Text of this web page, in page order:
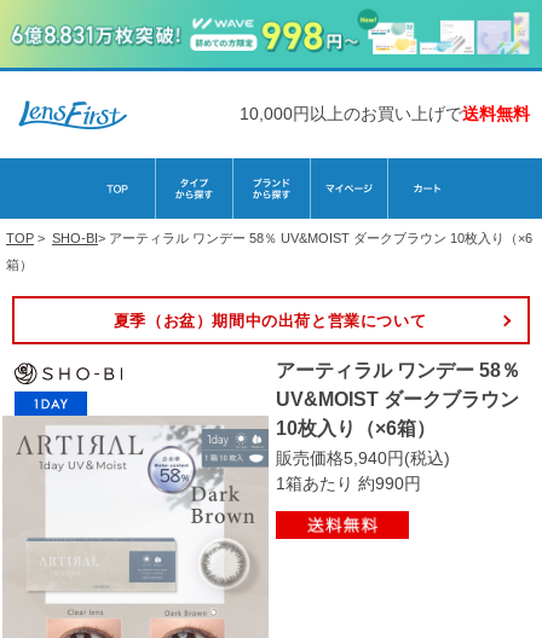
10,000円以上のお買い上げで送料無料
TOP > SHO-BI> アーティラル ワンデー 58％ UV&MOIST ダークブラウン 10枚入り（×6
箱）
夏季（お盆）期間中の出荷と営業について
アーティラル ワンデー 58％
UV&MOIST ダークブラウン
10枚入り（×6箱）
販売価格5,940円(税込)
1箱あたり 約990円